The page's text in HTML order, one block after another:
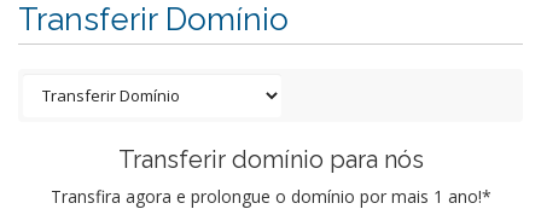
Transferir Domínio
Transferir domínio para nós
Transfira agora e prolongue o domínio por mais 1 ano!*